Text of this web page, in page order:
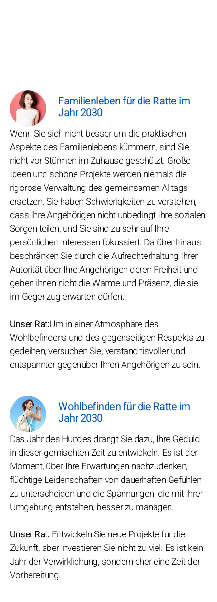
Familienleben für die Ratte im
Jahr 2030
Wenn Sie sich nicht besser um die praktischen
Aspekte des Familienlebens kümmern, sind Sie
nicht vor Stürmen im Zuhause geschützt. Große
Ideen und schöne Projekte werden niemals die
rigorose Verwaltung des gemeinsamen Alltags
ersetzen. Sie haben Schwierigkeiten zu verstehen,
dass Ihre Angehörigen nicht unbedingt Ihre sozialen
Sorgen teilen, und Sie sind zu sehr auf Ihre
persönlichen Interessen fokussiert. Darüber hinaus
beschränken Sie durch die Aufrechterhaltung Ihrer
Autorität über Ihre Angehörigen deren Freiheit und
geben ihnen nicht die Wärme und Präsenz, die sie
im Gegenzug erwarten dürfen.
Unser Rat:Um in einer Atmosphäre des
Wohlbefindens und des gegenseitigen Respekts zu
gedeihen, versuchen Sie, verständnisvoller und
entspannter gegenüber Ihren Angehörigen zu sein.
Wohlbefinden für die Ratte im
Jahr 2030
Das Jahr des Hundes drängt Sie dazu, Ihre Geduld
in dieser gemischten Zeit zu entwickeln. Es ist der
Moment, über Ihre Erwartungen nachzudenken,
flüchtige Leidenschaften von dauerhaften Gefühlen
zu unterscheiden und die Spannungen, die mit Ihrer
Umgebung entstehen, besser zu managen.
Unser Rat: Entwickeln Sie neue Projekte für die
Zukunft, aber investieren Sie nicht zu viel. Es ist kein
Jahr der Verwirklichung, sondern eher eine Zeit der
Vorbereitung.